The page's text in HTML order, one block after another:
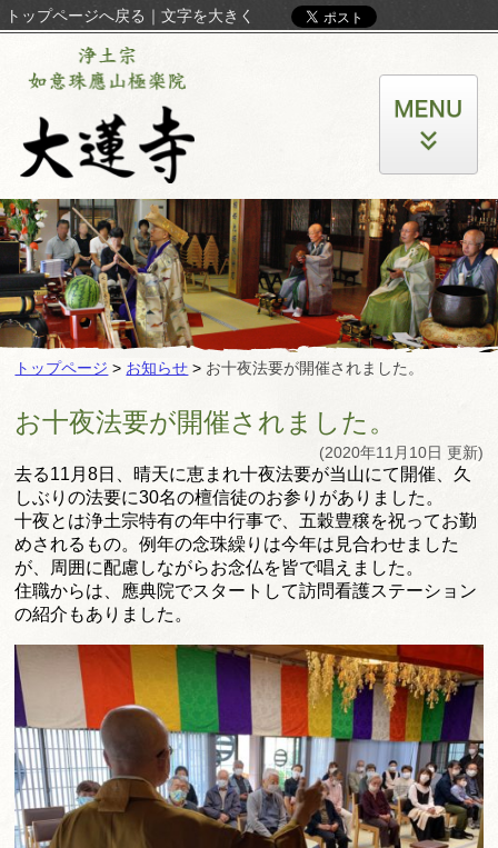
トップページへ戻る ｜ 文字を大きく
トップページ > お知らせ > お十夜法要が開催されました。
お十夜法要が開催されました。
(2020年11月10日 更新)
去る11月8日、晴天に恵まれ十夜法要が当山にて開催、 久
しぶりの法要に30名の檀信徒のお参りがありました。
十夜とは浄土宗特有の年中行事で、 五穀豊穣を祝ってお勤
めされるもの。例年の念珠繰りは今年は見合わせました
が、 周囲に配慮しながらお念仏を皆で唱えました。
住職からは、 應典院でスタートして訪問看護ステーション
の紹介もありました。